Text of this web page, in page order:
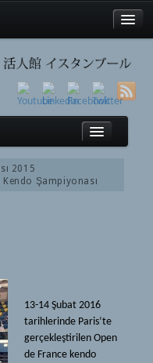
2015
Şampiyonası
13-14 Şubat 2016
tarihlerinde Paris’te
gerçekleştirilen Open
de France kendo